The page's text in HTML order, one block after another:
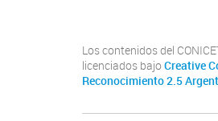
Los contenidos del
licenciados bajo Creative
Reconocimiento 2.5